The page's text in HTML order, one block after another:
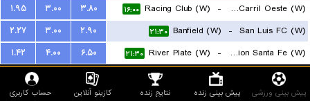
Ferro Carril Oeste (W)
-
Racing Club (W) ۱۶:۰۰ ۳.۸۰ ۳.۰۰
۱.۹۵
San Luis FC (W)
-
Banfield (W) ۲۱:۳۰ ۲.۹۰ ۳.۰۰
۲.۲۷
Union Santa Fe (W)
-
River Plate (W) ۲۱:۳۰ ۶.۵۰ ۴.۰۰
۱.۴۲
Malawi
پیش بینی ورزشی پیش بینی زنده نتایج زنده کازینو آنلاین حساب کاربری